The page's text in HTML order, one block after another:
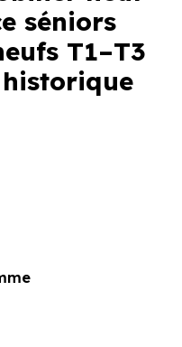
séniors
T1–T3